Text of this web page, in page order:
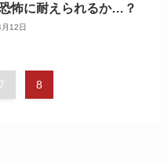
怖に耐えられるか…？
12日
7 8